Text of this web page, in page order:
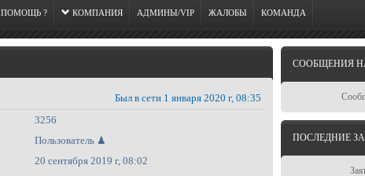
ПОМОЩЬ ? КОМПАНИЯ АДМИНЫ/VIP ЖАЛОБЫ КОМАНДА
Был в сети 1 января 2020 г, 08:35
3256
Пользователь ♟
20 сентября 2019 г, 08:02
СООБЩЕНИЯ
ПОСЛЕДНИЕ